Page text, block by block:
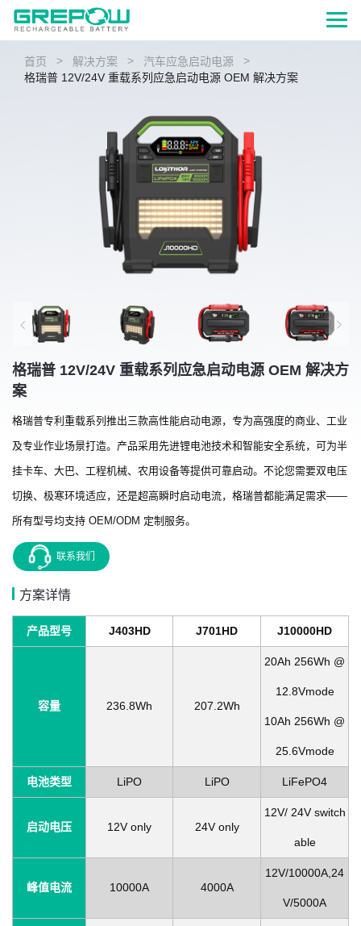
首页 > 解决方案 > 汽车应急启动电源
>
格瑞普 12V/24V 重载系列应急启动电源 OEM 解决方案
格瑞普 12V/24V 重载系列应急启动电源 OEM 解决方
案
格瑞普专利重载系列推出三款高性能启动电源，专为高强度的商业、工业
及专业作业场景打造。产品采用先进锂电池技术和智能安全系统，可为半
挂卡车、大巴、工程机械、农用设备等提供可靠启动。不论您需要双电压
切换、极寒环境适应，还是超高瞬时启动电流，格瑞普都能满足需求——
所有型号均支持 OEM/ODM 定制服务。
联系我们
方案详情
产品型号 J403HD J701HD J10000HD
容量 236.8Wh 207.2Wh
20Ah 256Wh @
12.8Vmode
10Ah 256Wh @
25.6Vmode
电池类型 LiPO LiPO LiFePO4
启动电压 12V only 24V only
12V/ 24V switch
able
峰值电流 10000A 4000A
12V/10000A,24
V/5000A